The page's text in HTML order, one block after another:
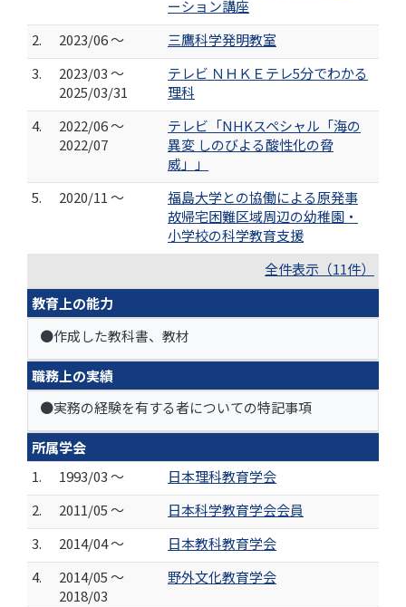
ーション講座
2.
2023/06 ～
三鷹科学発明教室
3.
2023/03 ～
2025/03/31
テレビ ＮＨＫＥテレ5分でわかる
理科
4.
2022/06 ～
2022/07
テレビ「NHKスペシャル「海の
異変 しのびよる酸性化の脅
威」」
5.
2020/11 ～
福島大学との協働による原発事
故帰宅困難区域周辺の幼稚園・
小学校の科学教育支援
全件表示（11件）
教育上の能力
●作成した教科書、教材
職務上の実績
●実務の経験を有する者についての特記事項
所属学会
1.
1993/03 ～
日本理科教育学会
2.
2011/05 ～
日本科学教育学会会員
3.
2014/04 ～
日本教科教育学会
4.
2014/05 ～
2018/03
野外文化教育学会